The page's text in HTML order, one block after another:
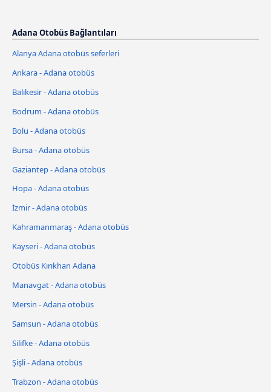
Adana Otobüs Bağlantıları
Alanya Adana otobüs seferleri
Ankara - Adana otobüs
Balıkesir - Adana otobüs
Bodrum - Adana otobüs
Bolu - Adana otobüs
Bursa - Adana otobüs
Gaziantep - Adana otobüs
Hopa - Adana otobüs
İzmir - Adana otobüs
Kahramanmaraş - Adana otobüs
Kayseri - Adana otobüs
Otobüs Kırıkhan Adana
Manavgat - Adana otobüs
Mersin - Adana otobüs
Samsun - Adana otobüs
Silifke - Adana otobüs
Şişli - Adana otobüs
Trabzon - Adana otobüs